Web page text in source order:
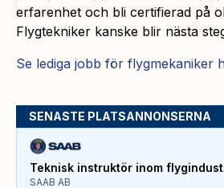
erfarenhet och bli certifierad på
Flygtekniker kanske blir nästa
Se lediga jobb för flygmekaniker
SENASTE PLATSANNONSERNA
Teknisk instruktör inom
SAAB AB